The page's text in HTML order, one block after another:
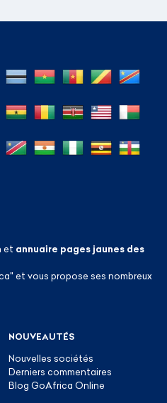
et annuaire pages jaunes des
et vous propose ses nombreux
NOUVEAUTÉS
Nouvelles sociétés
Derniers commentaires
Blog GoAfrica Online